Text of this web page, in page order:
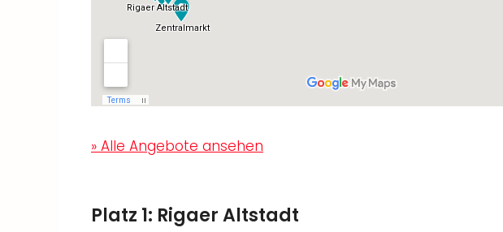
» Alle Angebote ansehen
Platz 1: Rigaer Altstadt